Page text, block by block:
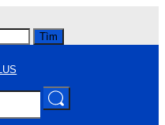
Tìm